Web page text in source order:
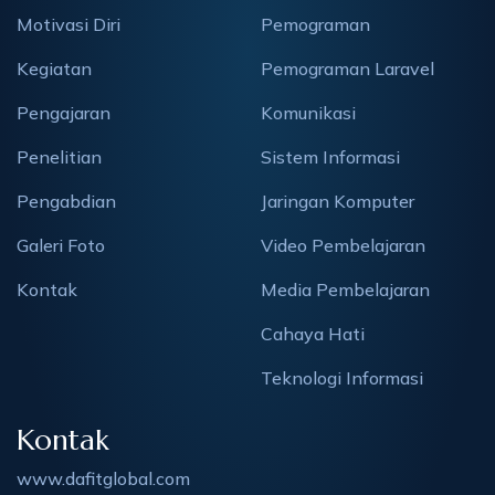
Motivasi Diri
Kegiatan
Pengajaran
Penelitian
Pengabdian
Galeri Foto
Kontak
Pemograman
Pemograman Laravel
Komunikasi
Sistem Informasi
Jaringan Komputer
Video Pembelajaran
Media Pembelajaran
Cahaya Hati
Teknologi Informasi
Kontak
www.dafitglobal.com